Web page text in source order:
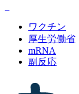
ワクチン
厚生労働省
mRNA
副反応